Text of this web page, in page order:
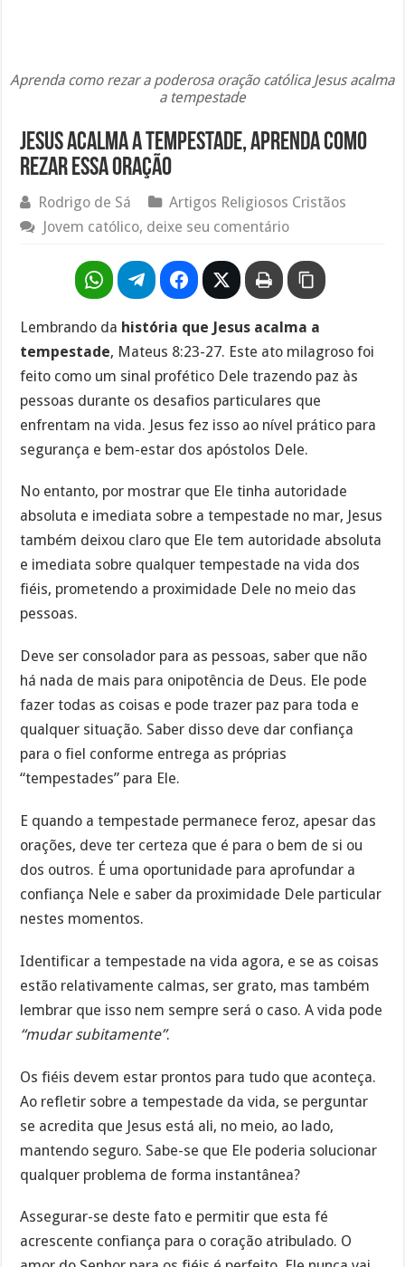
Aprenda como rezar a poderosa oração católica Jesus acalma
a tempestade
Jesus acalma a tempestade, aprenda como
rezar essa oração
Rodrigo de Sá
Artigos Religiosos Cristãos
Jovem católico, deixe seu comentário
Lembrando da história que Jesus acalma a
tempestade, Mateus 8:23-27. Este ato milagroso foi
feito como um sinal profético Dele trazendo paz às
pessoas durante os desafios particulares que
enfrentam na vida. Jesus fez isso ao nível prático para
segurança e bem-estar dos apóstolos Dele.
No entanto, por mostrar que Ele tinha autoridade
absoluta e imediata sobre a tempestade no mar, Jesus
também deixou claro que Ele tem autoridade absoluta
e imediata sobre qualquer tempestade na vida dos
fiéis, prometendo a proximidade Dele no meio das
pessoas.
Deve ser consolador para as pessoas, saber que não
há nada de mais para onipotência de Deus. Ele pode
fazer todas as coisas e pode trazer paz para toda e
qualquer situação. Saber disso deve dar confiança
para o fiel conforme entrega as próprias
“tempestades” para Ele.
E quando a tempestade permanece feroz, apesar das
orações, deve ter certeza que é para o bem de si ou
dos outros. É uma oportunidade para aprofundar a
confiança Nele e saber da proximidade Dele particular
nestes momentos.
Identificar a tempestade na vida agora, e se as coisas
estão relativamente calmas, ser grato, mas também
lembrar que isso nem sempre será o caso. A vida pode
“mudar subitamente”.
Os fiéis devem estar prontos para tudo que aconteça.
Ao refletir sobre a tempestade da vida, se perguntar
se acredita que Jesus está ali, no meio, ao lado,
mantendo seguro. Sabe-se que Ele poderia solucionar
qualquer problema de forma instantânea?
Assegurar-se deste fato e permitir que esta fé
acrescente confiança para o coração atribulado. O